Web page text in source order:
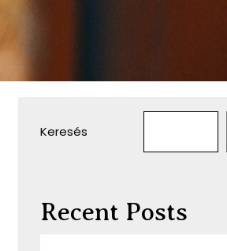
Keresés
Recent Posts